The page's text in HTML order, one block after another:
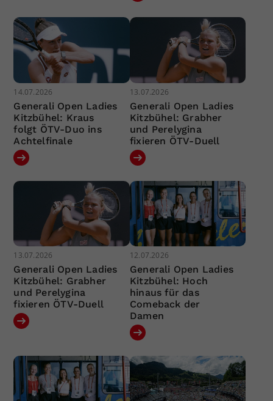
14.07.2026
Generali Open Ladies
Kitzbühel: Kraus
folgt ÖTV-Duo ins
Achtelfinale
13.07.2026
Generali Open Ladies
Kitzbühel: Grabher
und Perelygina
fixieren ÖTV-Duell
13.07.2026
Generali Open Ladies
Kitzbühel: Grabher
und Perelygina
fixieren ÖTV-Duell
12.07.2026
Generali Open Ladies
Kitzbühel: Hoch
hinaus für das
Comeback der
Damen